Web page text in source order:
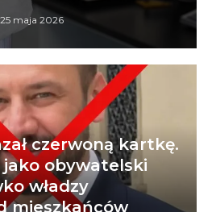
25 maja 2026
czerwoną kartkę.
obywatelski
władzy
mieszkańców